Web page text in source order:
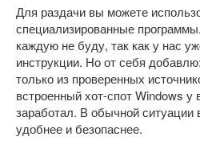
Для раздачи вы можете
специализированные
каждую не буду, так как у нас
инструкции. Но от себя
только из проверенных
встроенный хот-спот Windows у
заработал. В обычной ситуации
удобнее и безопаснее.